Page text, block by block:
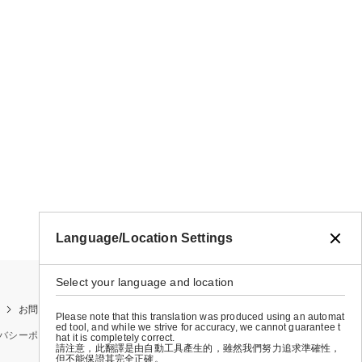
お問い合わせ
シーポリシー 特定商取引法に基づく表示 会社概要
Language/Location Settings
Select your language and location
Please note that this translation was produced using an automat
ed tool, and while we strive for accuracy, we cannot guarantee t
hat it is completely correct.
請注意，此翻譯是由自動工具產生的，雖然我們努力追求準確性，
但不能保證其完全正確。